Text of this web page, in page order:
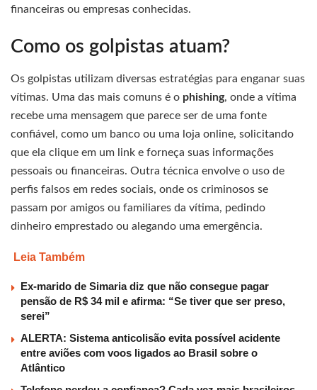
financeiras ou empresas conhecidas.
Como os golpistas atuam?
Os golpistas utilizam diversas estratégias para enganar suas
vítimas. Uma das mais comuns é o phishing, onde a vítima
recebe uma mensagem que parece ser de uma fonte
confiável, como um banco ou uma loja online, solicitando
que ela clique em um link e forneça suas informações
pessoais ou financeiras. Outra técnica envolve o uso de
perfis falsos em redes sociais, onde os criminosos se
passam por amigos ou familiares da vítima, pedindo
dinheiro emprestado ou alegando uma emergência.
Leia Também
Ex-marido de Simaria diz que não consegue pagar
pensão de R$ 34 mil e afirma: “Se tiver que ser preso,
serei”
ALERTA: Sistema anticolisão evita possível acidente
entre aviões com voos ligados ao Brasil sobre o
Atlântico